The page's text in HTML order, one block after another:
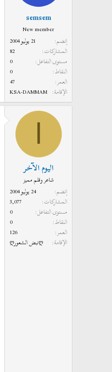
semsem
New member
إنضم
21 يوليو 2004
المشاركات
82
مستوى التفاعل
0
النقاط
0
العمر
47
الإقامة KSA-DAMMAM
اليوم الآخر
شاعر وقلم مميز
إنضم
24 يوليو 2004
المشاركات
3,077
مستوى التفاعل
0
النقاط
0
العمر
126
الإقامة
ღنبض الشعورღ